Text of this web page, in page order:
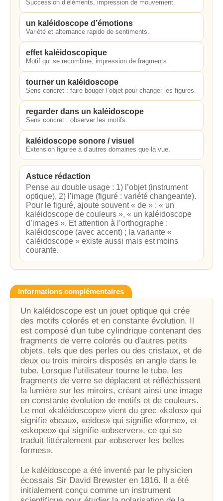
Succession d’éléments, impression de mouvement.
un kaléidoscope d’émotions
Variété et alternance rapide de sentiments.
effet kaléidoscopique
Motif qui se recombine, impression de fragments.
tourner un kaléidoscope
Sens concret : faire bouger l’objet pour changer les figures.
regarder dans un kaléidoscope
Sens concret : observer les motifs.
kaléidoscope sonore / visuel
Extension figurée à d’autres domaines que la vue.
Astuce rédaction
Pense au double usage : 1) l’objet (instrument
optique), 2) l’image (figuré : variété changeante).
Pour le figuré, ajoute souvent « de » : « un
kaléidoscope de couleurs », « un kaléidoscope
d’images ». Et attention à l’orthographe :
kaléidoscope (avec accent) ; la variante «
caléidoscope » existe aussi mais est moins
courante.
Informations complémentaires
Un kaléidoscope est un jouet optique qui crée
des motifs colorés et en constante évolution. Il
est composé d'un tube cylindrique contenant des
fragments de verre colorés ou d'autres petits
objets, tels que des perles ou des cristaux, et de
deux ou trois miroirs disposés en angle dans le
tube. Lorsque l'utilisateur tourne le tube, les
fragments de verre se déplacent et réfléchissent
la lumière sur les miroirs, créant ainsi une image
en constante évolution de motifs et de couleurs.
Le mot «kaléidoscope» vient du grec «kalos» qui
signifie «beau», «eidos» qui signifie «forme», et
«skopeo» qui signifie «observer», ce qui se
traduit littéralement par «observer les belles
formes».
Le kaléidoscope a été inventé par le physicien
écossais Sir David Brewster en 1816. Il a été
initialement conçu comme un instrument